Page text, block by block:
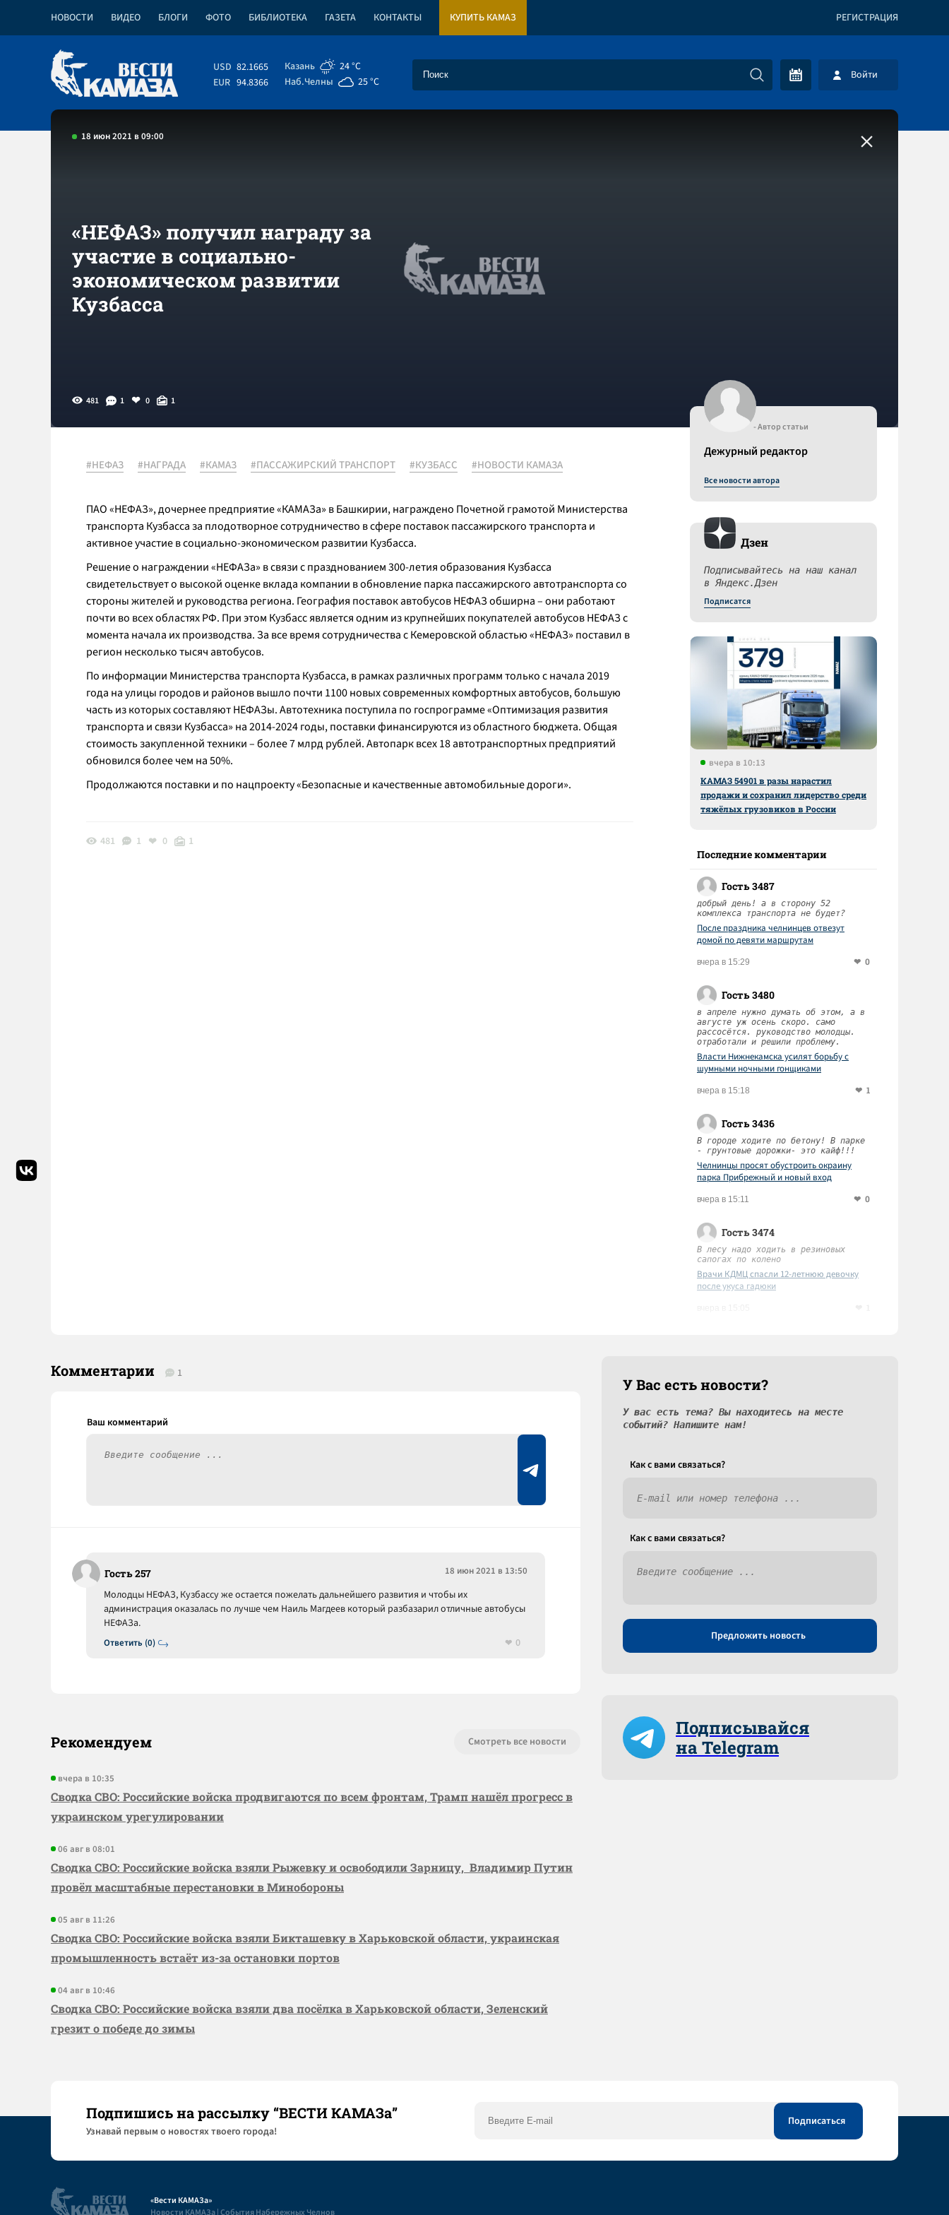
НОВОСТИ ВИДЕО БЛОГИ ФОТО БИБЛИОТЕКА ГАЗЕТА КОНТАКТЫ КУПИТЬ КАМАЗ РЕГИСТРАЦИЯ
USD 82.1665
EUR 94.8366
Казань
24 °C
Наб.Челны
25 °C Войти
18 июн 2021 в 09:00
«НЕФАЗ» получил награду за
участие в социально-
экономическом развитии
Кузбасса
481 1 0 1
#НЕФАЗ #НАГРАДА #КАМАЗ #ПАССАЖИРСКИЙ ТРАНСПОРТ #КУЗБАСС #НОВОСТИ КАМАЗА
ПАО «НЕФАЗ», дочернее предприятие «КАМАЗа» в Башкирии, награждено Почетной грамотой Министерства
транспорта Кузбасса за плодотворное сотрудничество в сфере поставок пассажирского транспорта и
активное участие в социально-экономическом развитии Кузбасса.
Решение о награждении «НЕФАЗа» в связи с празднованием 300-летия образования Кузбасса
свидетельствует о высокой оценке вклада компании в обновление парка пассажирского автотранспорта со
стороны жителей и руководства региона. География поставок автобусов НЕФАЗ обширна – они работают
почти во всех областях РФ. При этом Кузбасс является одним из крупнейших покупателей автобусов НЕФАЗ с
момента начала их производства. За все время сотрудничества с Кемеровской областью «НЕФАЗ» поставил в
регион несколько тысяч автобусов.
По информации Министерства транспорта Кузбасса, в рамках различных программ только с начала 2019
года на улицы городов и районов вышло почти 1100 новых современных комфортных автобусов, большую
часть из которых составляют НЕФАЗы. Автотехника поступила по госпрограмме «Оптимизация развития
транспорта и связи Кузбасса» на 2014-2024 годы, поставки финансируются из областного бюджета. Общая
стоимость закупленной техники – более 7 млрд рублей. Автопарк всех 18 автотранспортных предприятий
обновился более чем на 50%.
Продолжаются поставки и по нацпроекту «Безопасные и качественные автомобильные дороги».
481 1 0 1
- Автор статьи
Дежурный редактор
Все новости автора
Дзен
Подписывайтесь на наш канал
в Яндекс.Дзен
Подписатся
вчера в 10:13
КАМАЗ 54901 в разы нарастил
продажи и сохранил лидерство среди
тяжёлых грузовиков в России
Последние комментарии
Гость 3487
добрый день! а в сторону 52
комплекса транспорта не будет?
После праздника челнинцев отвезут
домой по девяти маршрутам
вчера в 15:29 0
Гость 3480
в апреле нужно думать об этом, а в
августе уж осень скоро. само
рассосётся. руководство молодцы.
отработали и решили проблему.
Власти Нижнекамска усилят борьбу с
шумными ночными гонщиками
вчера в 15:18 1
Гость 3436
В городе ходите по бетону! В парке
- грунтовые дорожки- это кайф!!!
Челнинцы просят обустроить окраину
парка Прибрежный и новый вход
вчера в 15:11 0
Гость 3474
В лесу надо ходить в резиновых
сапогах по колено
Врачи КДМЦ спасли 12-летнюю девочку
после укуса гадюки
Комментарии 1
Гость 257 18 июн 2021 в 13:50
Ответить (0)
Молодцы НЕФАЗ, Кузбассу же остается пожелать дальнейшего развития и чтобы их
администрация оказалась по лучше чем Наиль Магдеев который разбазарил отличные автобусы
НЕФАЗа.
0
Рекомендуем Смотреть все новости
вчера в 10:35
Сводка СВО: Российские войска продвигаются по всем фронтам, Трамп нашёл прогресс в
украинском урегулировании
06 авг в 08:01
Сводка СВО: Российские войска взяли Рыжевку и освободили Зарницу, Владимир Путин
провёл масштабные перестановки в Минобороны
05 авг в 11:26
Сводка СВО: Российские войска взяли Бикташевку в Харьковской области, украинская
промышленность встаёт из-за остановки портов
04 авг в 10:46
Сводка СВО: Российские войска взяли два посёлка в Харьковской области, Зеленский
грезит о победе до зимы
У Вас есть новости?
У вас есть тема? Вы находитесь на месте
событий? Напишите нам!
Как c вами связаться?
Как c вами связаться?
Предложить новость
Подписывайся
на Telegram
Подпишись на рассылку “ВЕСТИ КАМАЗа”
Узнaвай первым о новостях твоего города!
«Вести КАМАЗа»
Новости КАМАЗа | События Набережных Челнов